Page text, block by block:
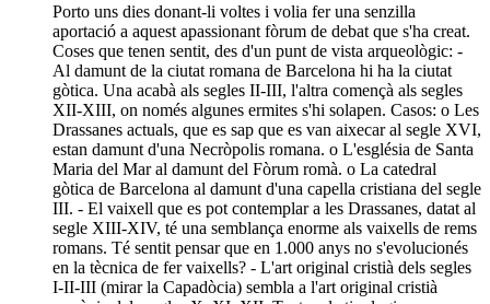
Porto uns dies donant-li voltes i volia fer una senzilla
aportació a aquest apassionant fòrum de debat que s'ha creat.
Coses que tenen sentit, des d'un punt de vista arqueològic: -
Al damunt de la ciutat romana de Barcelona hi ha la ciutat
gòtica. Una acabà als segles II-III, l'altra començà als segles
XII-XIII, on només algunes ermites s'hi solapen. Casos: o Les
Drassanes actuals, que es sap que es van aixecar al segle XVI,
estan damunt d'una Necròpolis romana. o L'església de Santa
Maria del Mar al damunt del Fòrum romà. o La catedral
gòtica de Barcelona al damunt d'una capella cristiana del segle
III. - El vaixell que es pot contemplar a les Drassanes, datat al
segle XIII-XIV, té una semblança enorme als vaixells de rems
romans. Té sentit pensar que en 1.000 anys no s'evolucionés
en la tècnica de fer vaixells? - L'art original cristià dels segles
I-II-III (mirar la Capadòcia) sembla a l'art original cristià